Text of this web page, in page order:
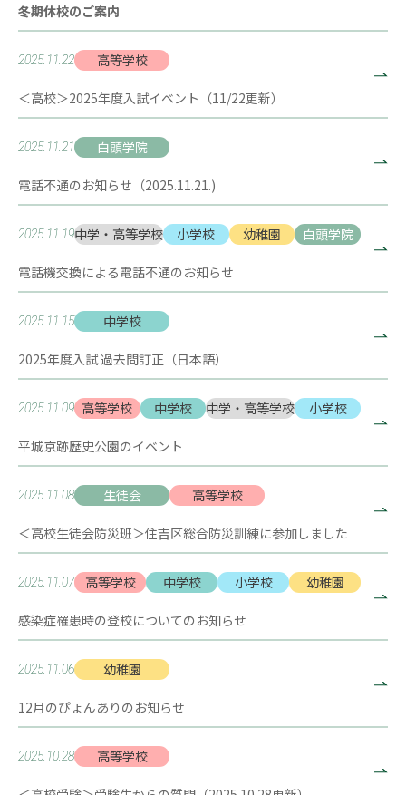
冬期休校のご案内
2025.11.22 高等学校
＜高校＞2025年度入試イベント（11/22更新）
2025.11.21 白頭学院
電話不通のお知らせ（2025.11.21.)
2025.11.19中学・高等学校 小学校 幼稚園 白頭学院
電話機交換による電話不通のお知らせ
2025.11.15 中学校
2025年度入試 過去問訂正（日本語）
2025.11.09 高等学校 中学校 中学・高等学校 小学校
平城京跡歴史公園のイベント
2025.11.08 生徒会 高等学校
＜高校生徒会防災班＞住吉区総合防災訓練に参加しました
2025.11.07 高等学校 中学校 小学校 幼稚園
感染症罹患時の登校についてのお知らせ
2025.11.06 幼稚園
12月のぴょんありのお知らせ
2025.10.28 高等学校